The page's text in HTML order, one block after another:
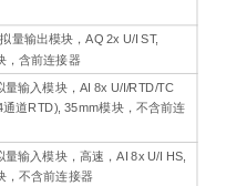
量输出模块，AQ 2x U/I ST,
，含前连接器
量输入模块，AI 8x U/I/RTD/TC
通道RTD), 35mm模块，不含前连
量输入模块，高速，AI 8x U/I HS,
，不含前连接器